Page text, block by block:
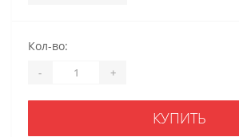
Кол-во:
- +
КУПИТЬ